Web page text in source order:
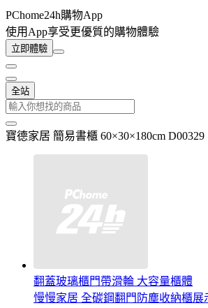
PChome24h購物App
使用App享受更優質的購物體驗
立即體驗
全站
寶德家居 簡易書櫃 60×30×180cm D00329
翻蓋玻璃櫃門帶滑輪 大容量櫃體
慢慢家居 全碳鋼翻門防塵收納櫃展